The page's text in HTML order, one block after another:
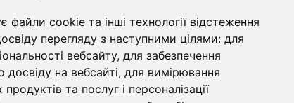
cookie та інші технології відстеження
перегляду з наступними цілями: для
вебсайту, для забезпечення
на вебсайті, для вимірювання
та послуг і персоналізації